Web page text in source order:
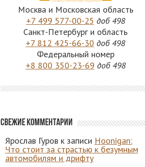
Москва и Московская область
+7 499 577-00-25 доб 498
Санкт-Петербург и область
+7 812 425-66-30 доб 498
Федеральный номер
+8 800 350-23-69 доб 498
Свежие комментарии
Ярослав Гуровк записи Hoonigan:
Что стоит за страстью к безумным
автомобилям и дрифту